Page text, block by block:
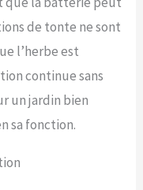
de tonte ne sont
l’herbe est
continue sans
un jardin bien
sa fonction.